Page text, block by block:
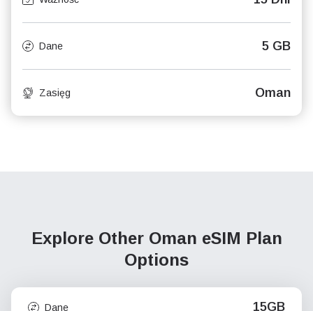
Dane 5 GB
Zasięg Oman
Explore Other Oman eSIM Plan
Options
Dane 15GB